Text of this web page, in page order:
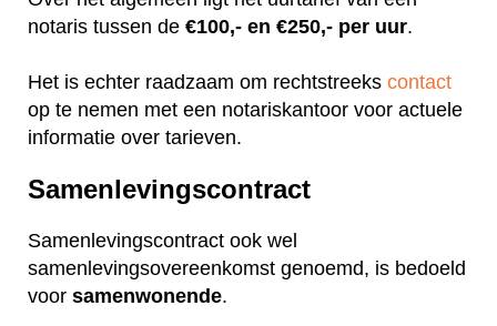
notaris tussen de €100,- en €250,- per uur.
Het is echter raadzaam om rechtstreeks contact
op te nemen met een notariskantoor voor actuele
informatie over tarieven.
Samenlevingscontract
Samenlevingscontract ook wel
samenlevingsovereenkomst genoemd, is bedoeld
voor samenwonende.